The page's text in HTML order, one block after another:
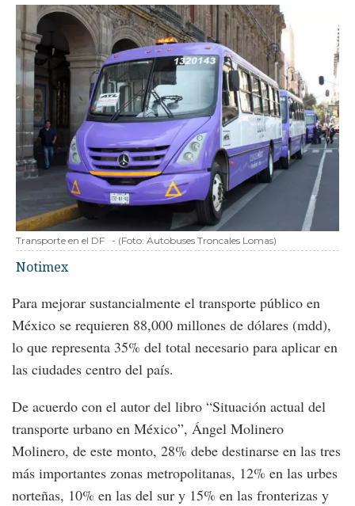
Transporte en el DF - (Foto: Autobuses Troncales Lomas)
Notimex
Para mejorar sustancialmente el transporte público en
México se requieren 88,000 millones de dólares (mdd),
lo que representa 35% del total necesario para aplicar en
las ciudades centro del país.
De acuerdo con el autor del libro “Situación actual del
transporte urbano en México”, Ángel Molinero
Molinero, de este monto, 28% debe destinarse en las tres
más importantes zonas metropolitanas, 12% en las urbes
norteñas, 10% en las del sur y 15% en las fronterizas y